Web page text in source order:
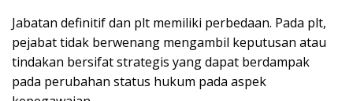
Jabatan definitif dan plt memiliki perbedaan. Pada plt,
pejabat tidak berwenang mengambil keputusan atau
tindakan bersifat strategis yang dapat berdampak
pada perubahan status hukum pada aspek